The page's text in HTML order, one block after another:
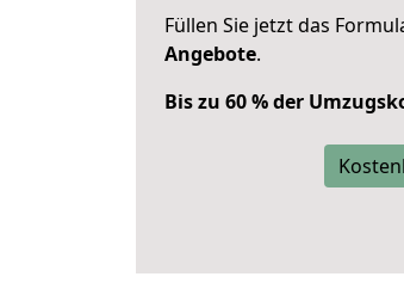
Füllen Sie jetzt das
Angebote.
Bis zu 60 % der